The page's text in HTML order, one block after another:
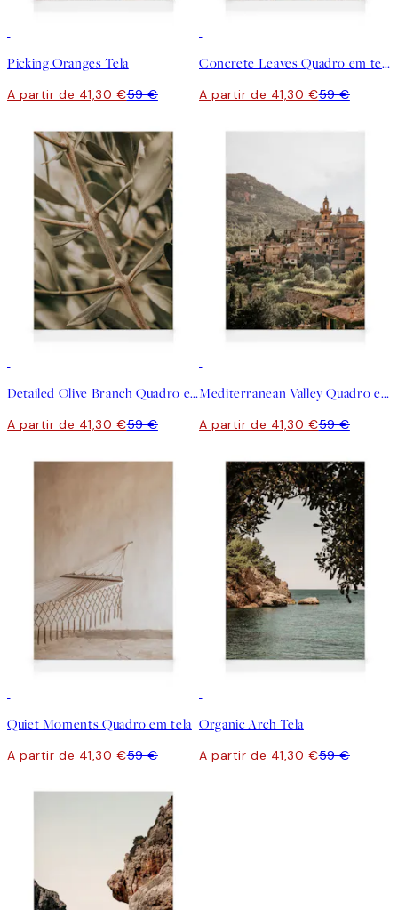
Picking Oranges Tela
A partir de 41,30 €59 €
Concrete Leaves Quadro em tela
A partir de 41,30 €59 €
Detailed Olive Branch Quadro em tela
A partir de 41,30 €59 €
Mediterranean Valley Quadro em tela
A partir de 41,30 €59 €
Quiet Moments Quadro em tela
A partir de 41,30 €59 €
Organic Arch Tela
A partir de 41,30 €59 €